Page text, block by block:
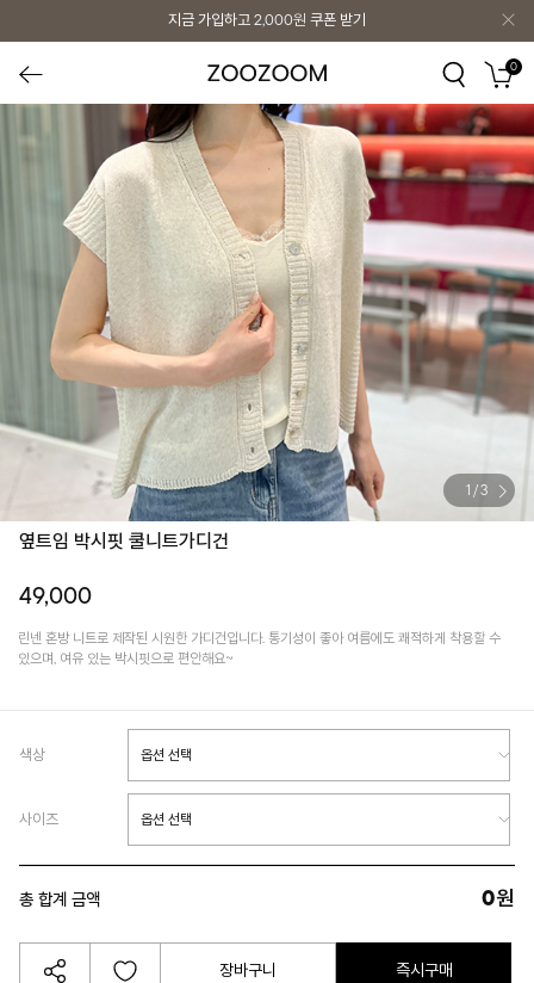
지금 가입하고 2,000원 쿠폰 받기
0
/ 3
옆트임 박시핏 쿨니트가디건
49,000
린넨 혼방 니트로 제작된 시원한 가디건입니다. 통기성이 좋아 여름에도 쾌적하게 착용할 수
있으며, 여유 있는 박시핏으로 편안해요~
색상
사이즈
총 합계 금액 0원
장바구니 즉시구매